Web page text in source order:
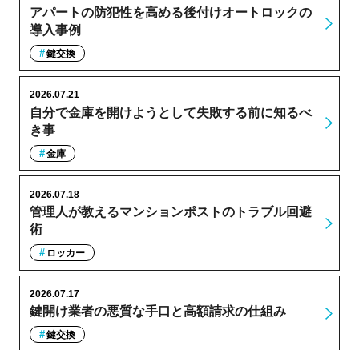
アパートの防犯性を高める後付けオートロックの
導入事例
鍵交換
自分で金庫を開けようとして失敗する前に知るべ
き事
2026.07.21
金庫
管理人が教えるマンションポストのトラブル回避
術
2026.07.18
ロッカー
鍵開け業者の悪質な手口と高額請求の仕組み
2026.07.17
鍵交換